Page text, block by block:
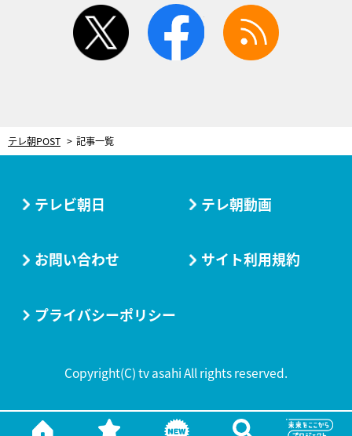
twitter facebook
テレ朝POST 記事一覧
テレビ朝日 テレ朝動画
お問い合わせ サイト利用規約
プライバシーポリシー
Copyright(C) tv asahi All rights reserved.